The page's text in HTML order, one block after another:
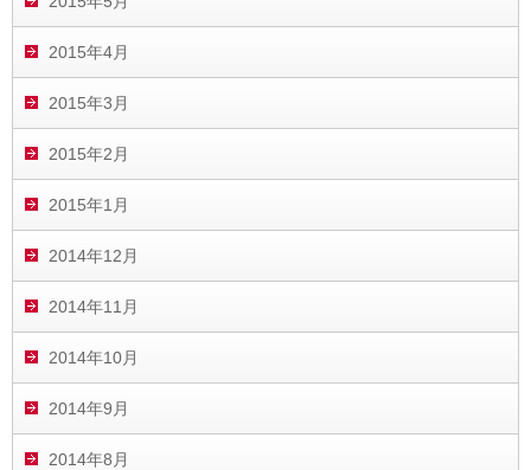
2015年4月
2015年3月
2015年2月
2015年1月
2014年12月
2014年11月
2014年10月
2014年9月
2014年8月